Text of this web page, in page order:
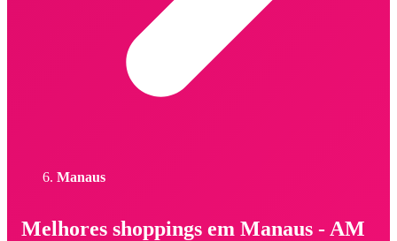
Manaus
Melhores shoppings em Manaus - AM